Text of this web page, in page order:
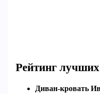
Рейтинг
Диван-кровать